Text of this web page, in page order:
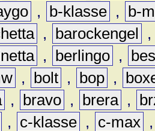
, b-klasse ,
b-
, barockengel
, berlingo ,
, bolt , bop ,
, bravo , brera ,
, c-klasse , c-max